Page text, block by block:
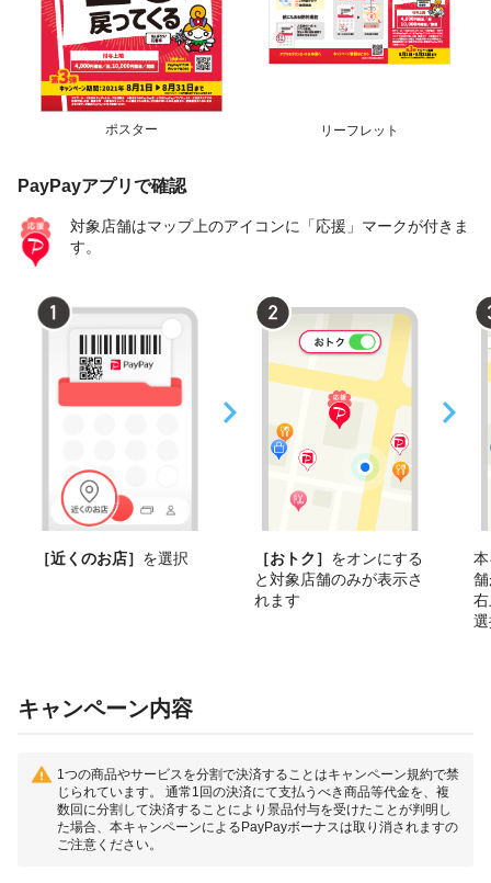
ポスター リーフレット
PayPayアプリで確認
対象店舗はマップ上のアイコンに「応援」マークが付きま
す。
［近くのお店］ を選択 ［おトク］ をオンにする
と対象店舗のみが表示さ
れます
キャンペーン内容
1つの商品やサービスを分割で決済することはキャンペーン規約で禁
じられています。 通常1回の決済にて支払うべき商品等代金を、複
数回に分割して決済することにより景品付与を受けたことが判明し
た場合、本キャンペーンによるPayPayボーナスは取り消されますの
ご注意ください。